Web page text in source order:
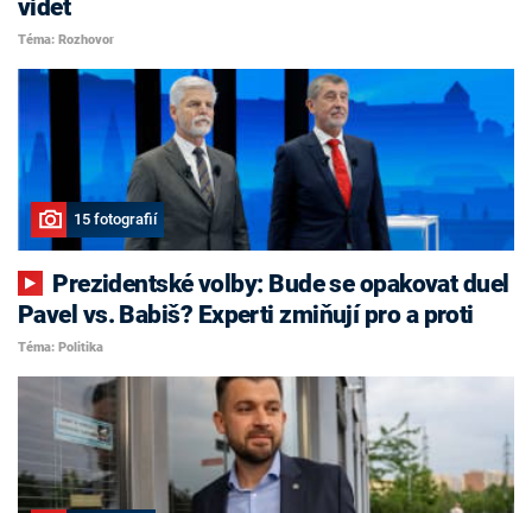
vidět
Téma: Rozhovor
15 fotografií
Pavel vs. Babiš? Experti zmiňují pro a proti
Téma: Politika